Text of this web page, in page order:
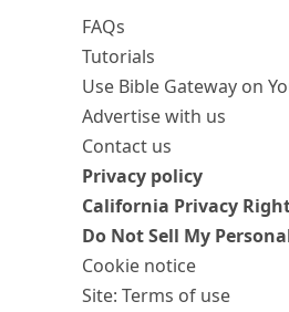
FAQs
Tutorials
Use Bible Gateway on
Advertise with us
Contact us
Privacy policy
California Privacy
Do Not Sell My
Cookie notice
Site: Terms of use